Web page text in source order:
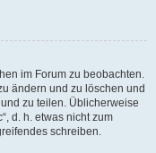
im Forum zu beobachten.
ändern und zu löschen und
zu teilen. Üblicherweise
d. h. etwas nicht zum
schreiben.